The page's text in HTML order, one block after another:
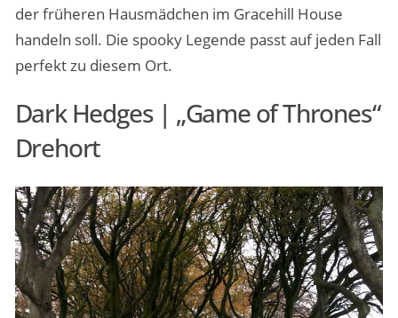
der früheren Hausmädchen im Gracehill House
handeln soll. Die spooky Legende passt auf jeden Fall
perfekt zu diesem Ort.
Dark Hedges | „Game of Thrones“
Drehort